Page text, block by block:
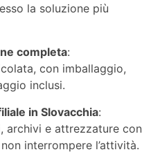
la soluzione più
completa:
con imballaggio,
inclusi.
in Slovacchia:
archivi e attrezzature con
interrompere l’attività.